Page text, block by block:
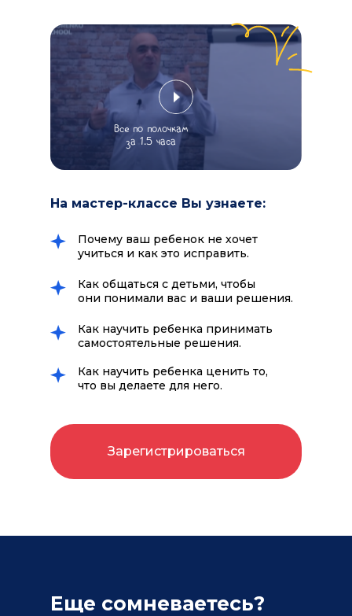
На мастер-классе Вы узнаете:
Почему ваш ребенок не хочет
учиться и как это исправить.
Как общаться с детьми, чтобы
они понимали вас и ваши решения.
Как научить ребенка принимать
самостоятельные решения.
Как научить ребенка ценить то,
что вы делаете для него.
Все по полочкам
за 1.5 часа
Зарегистрироваться
Еще сомневаетесь?